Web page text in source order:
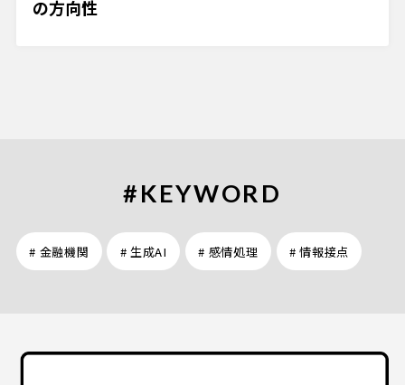
の方向性
#KEYWORD
# 金融機関 # 生成AI # 感情処理 # 情報接点